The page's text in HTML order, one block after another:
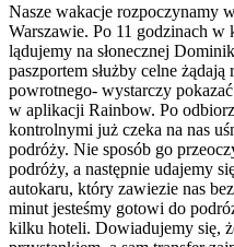
Nasze wakacje rozpoczynamy
Warszawie. Po 11 godzinach w
lądujemy na słonecznej
paszportem służby celne
powrotnego- wystarczy
w aplikacji Rainbow. Po
kontrolnymi już czeka na nas
podróży. Nie sposób go
podróży, a następnie udajemy
autokaru, który zawiezie nas
minut jesteśmy gotowi do
kilku hoteli. Dowiadujemy się,